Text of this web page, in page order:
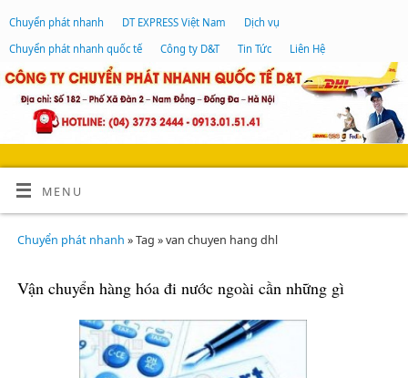
Chuyển phát nhanh DT EXPRESS Việt Nam
Dịch vụ
Chuyển phát nhanh quốc tế
Công ty D&T Tin Tức Liên Hệ
MENU
Chuyển phát nhanh » Tag » van chuyen hang dhl
Vận chuyển hàng hóa đi nước ngoài cần những gì